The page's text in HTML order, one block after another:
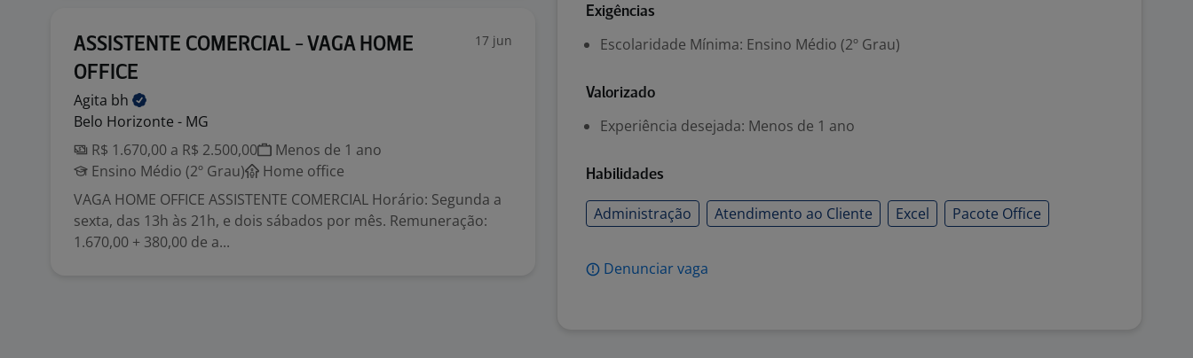
ASSISTENTE COMERCIAL - VAGA HOME
OFFICE
17 jun
Agita bh
Belo Horizonte - MG
R$ 1.670,00 a R$ 2.500,00
Menos de 1 ano
Ensino Médio (2º Grau)
Home office
VAGA HOME OFFICE ASSISTENTE COMERCIAL Horário: Segunda a
sexta, das 13h às 21h, e dois sábados por mês. Remuneração:
1.670,00 + 380,00 de a...
Exigências
Escolaridade Mínima: Ensino Médio (2º Grau)
Valorizado
Experiência desejada: Menos de 1 ano
Habilidades
Administração Atendimento ao Cliente Excel Pacote Office
Denunciar vaga